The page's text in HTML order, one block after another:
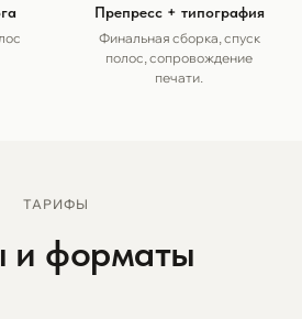
Препресс + типография
Финальная сборка, спуск
полос, сопровождение
печати.
ТАРИФЫ
и форматы